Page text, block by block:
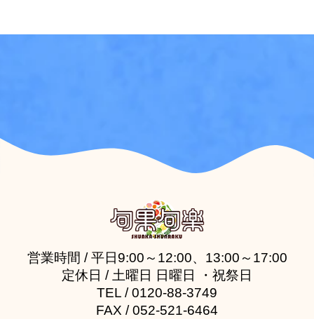
営業時間 / 平日9:00～12:00、13:00～17:00
定休日 / 土曜日 日曜日 ・祝祭日
TEL / 0120-88-3749
FAX / 052-521-6464